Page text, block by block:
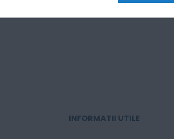
INFORMATII UTILE